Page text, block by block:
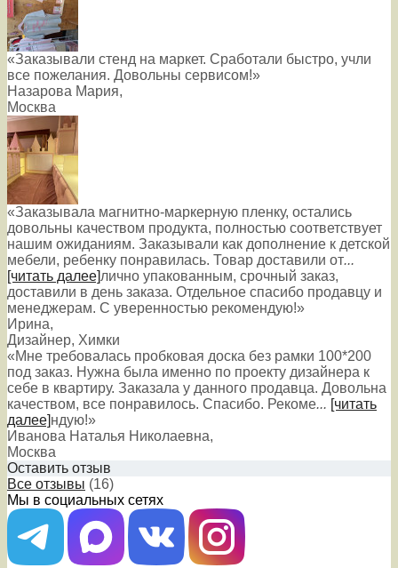
«Заказывали стенд на маркет. Сработали быстро, учли
все пожелания. Довольны сервисом!»
Назарова Мария,
Москва
«Заказывала магнитно-маркерную пленку, остались
довольны качеством продукта, полностью соответствует
нашим ожиданиям. Заказывали как дополнение к детской
мебели, ребенку понравилась. Товар доставили от...
[читать далее]лично упакованным, срочный заказ,
доставили в день заказа. Отдельное спасибо продавцу и
менеджерам. С уверенностью рекомендую!»
Ирина,
Дизайнер, Химки
«Мне требовалась пробковая доска без рамки 100*200
под заказ. Нужна была именно по проекту дизайнера к
себе в квартиру. Заказала у данного продавца. Довольна
качеством, все понравилось. Спасибо. Рекоме... [читать
далее]ндую!»
Иванова Наталья Николаевна,
Москва
Оставить отзыв
Все отзывы (16)
Мы в социальных сетях